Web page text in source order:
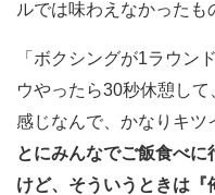
ルでは味わえなかったも
「ボクシングが1ラウン
ウやったら30秒休憩し
感じなんで、かなりキツ
とにみんなでご飯食べ
けど、そういうときは『